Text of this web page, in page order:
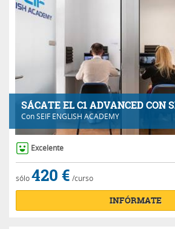
SÁCATE EL C1 ADVANCED CON
ConSEIF ENGLISH ACADEMY
Excelente
sólo420 € /curso
INFÓRMATE